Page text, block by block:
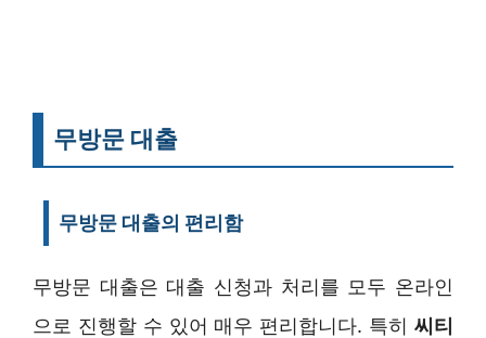
무방문 대출
무방문 대출의 편리함
무방문 대출은 대출 신청과 처리를 모두 온라인
으로 진행할 수 있어 매우 편리합니다. 특히 씨티